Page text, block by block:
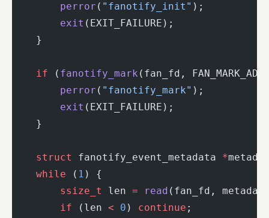
        perror
( "fanotify_init" );
        exit
(EXIT_FAILURE);
    }
    if
( fanotify_mark (fan_fd,
        perror
( "fanotify_mark" );
        exit
(EXIT_FAILURE);
    }
    struct
fanotify_event_metadata *
    while
( 1 ) {
        ssize_t
len = read (fan_fd,
        if
(len < 0 ) continue ;